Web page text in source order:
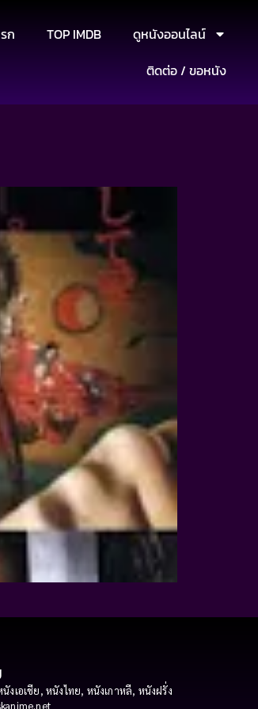
ก TOP IMDB
ดูหนังออนไลน์
ติดต่อ / ขอหนัง
เอเชีย, หนังไทย, หนังเกาหลี, หนังฝรั่ง